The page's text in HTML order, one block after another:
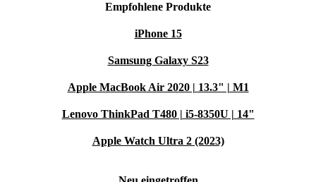
Empfohlene Produkte
iPhone 15
Samsung Galaxy S23
Apple MacBook Air 2020 | 13.3" | M1
Lenovo ThinkPad T480 | i5-8350U | 14"
Apple Watch Ultra 2 (2023)